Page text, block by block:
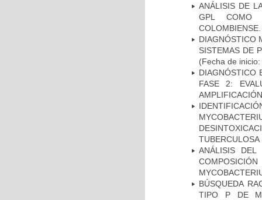
ANÁLISIS DE
GPL COMO
COLOMBIENSE.
DIAGNÓSTICO
SISTEMAS DE
(Fecha de
DIAGNÓSTICO
FASE 2:
TUBERCULOSA
ANÁLISIS DEL
BÚSQUEDA
TIPO P DE